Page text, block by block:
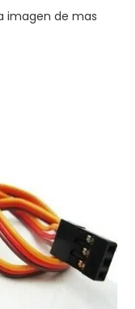
imagen de mas